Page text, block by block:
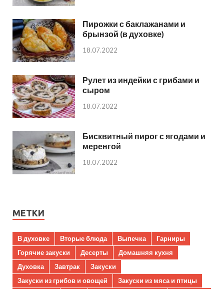
Пирожки с баклажанами и
брынзой (в духовке)
18.07.2022
Рулет из индейки с грибами и
сыром
18.07.2022
Бисквитный пирог с ягодами и
меренгой
18.07.2022
МЕТКИ
В духовке Вторые блюда Выпечка
Гарниры
Горячие закуски
Десерты
Домашняя кухня
Духовка
Завтрак
Закуски
Закуски из грибов и овощей
Закуски из мяса и птицы